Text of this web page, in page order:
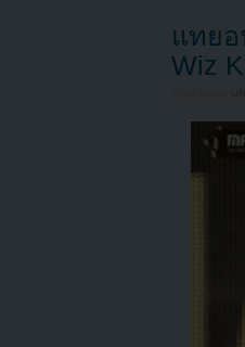
แทยอ
Wiz